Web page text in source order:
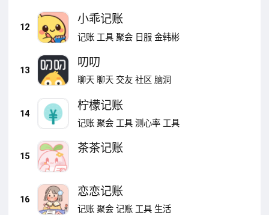
12
小乖记账
记账 工具 聚会 日服 金韩彬
13
叨叨
聊天 聊天 交友 社区 脑洞
14
柠檬记账
记账 聚会 工具 测心率 工具
15
茶茶记账
16
恋恋记账
记账 聚会 记账 工具 生活